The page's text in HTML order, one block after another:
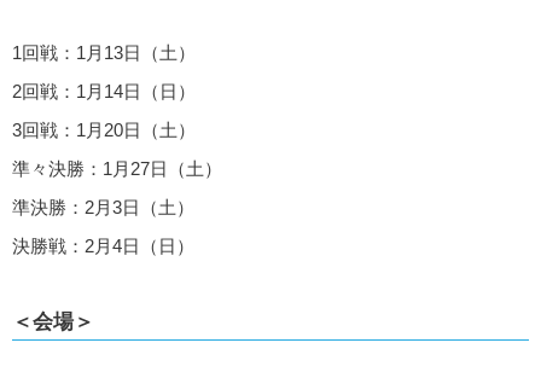
1回戦：1月13日（土）
2回戦：1月14日（日）
3回戦：1月20日（土）
準々決勝：1月27日（土）
準決勝：2月3日（土）
決勝戦：2月4日（日）
＜会場＞